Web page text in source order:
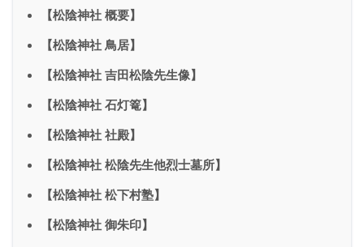
【松陰神社 概要】
【松陰神社 鳥居】
【松陰神社 吉田松陰先生像】
【松陰神社 石灯篭】
【松陰神社 社殿】
【松陰神社 松陰先生他烈士墓所】
【松陰神社 松下村塾】
【松陰神社 御朱印】